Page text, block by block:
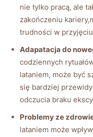
nie⁤ tylko ‌pracą, ale⁣
zakończeniu
trudności w
Adapatacja‌ do​
codziennych
lataniem, może być
się bardziej
odczucia braku
Problemy ze
lataniem może